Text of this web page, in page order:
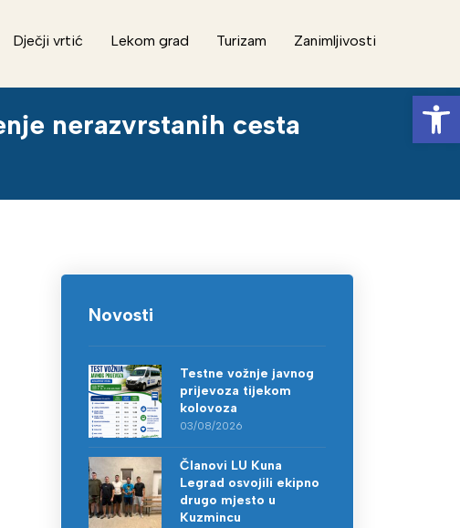
Dječji vrtić Lekom grad Turizam
Zanimljivosti
nerazvrstanih cesta
Novosti
Testne vožnje javnog
prijevoza tijekom
kolovoza
03/08/2026
Članovi LU Kuna
Legrad osvojili ekipno
drugo mjesto u
Kuzmincu